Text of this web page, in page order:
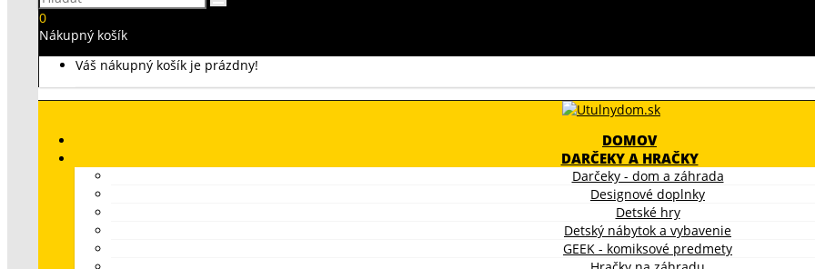
0
Nákupný košík
Váš nákupný košík je prázdny!
DOMOV
DARČEKY A HRAČKY
Darčeky - dom a záhrada
Designové doplnky
Detské hry
Detský nábytok a vybavenie
GEEK - komiksové predmety